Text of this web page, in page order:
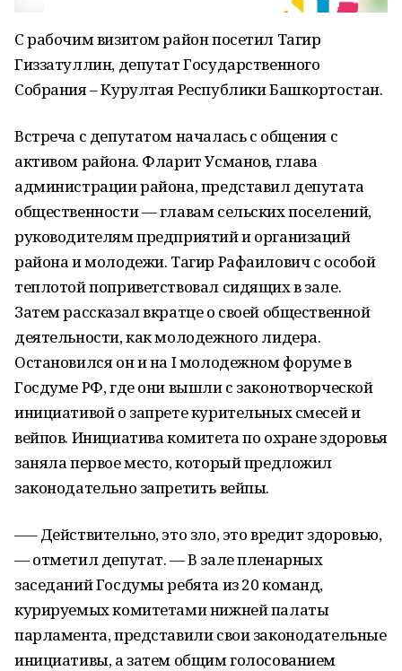
С рабочим визитом район посетил Тагир
Гиззатуллин, депутат Государственного
Собрания – Курултая Республики Башкортостан.
Встреча с депутатом началась с общения с
активом района. Фларит Усманов, глава
администрации района, представил депутата
общественности — главам сельских поселений,
руководителям предприятий и организаций
района и молодежи. Тагир Рафаилович с особой
теплотой поприветствовал сидящих в зале.
Затем рассказал вкратце о своей общественной
деятельности, как молодежного лидера.
Остановился он и на I молодежном форуме в
Госдуме РФ, где они вышли с законотворческой
инициативой о запрете курительных смесей и
вейпов. Инициатива комитета по охране здоровья
заняла первое место, который предложил
законодательно запретить вейпы.
—– Действительно, это зло, это вредит здоровью,
— отметил депутат. — В зале пленарных
заседаний Госдумы ребята из 20 команд,
курируемых комитетами нижней палаты
парламента, представили свои законодательные
инициативы, а затем общим голосованием